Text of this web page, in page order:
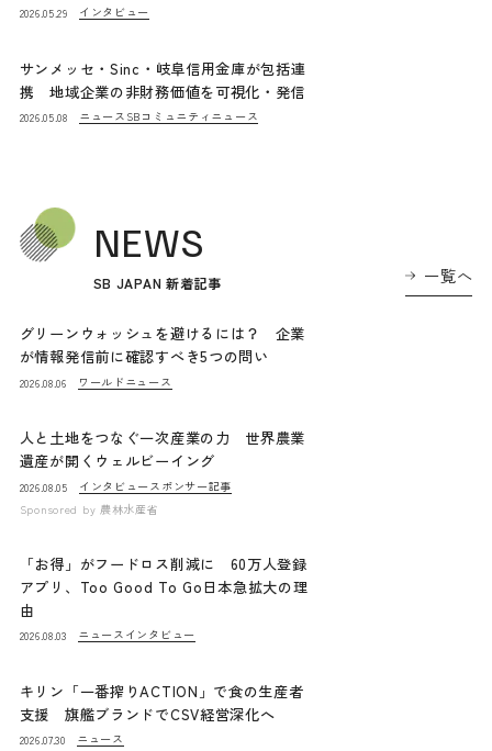
2026.05.29
インタビュー
サンメッセ・Sinc・岐阜信用金庫が包括連
携 地域企業の非財務価値を可視化・発信
2026.05.08 ニュース SBコミュニティニュース
NEWS
SB JAPAN 新着記事 一覧へ
グリーンウォッシュを避けるには？ 企業
が情報発信前に確認すべき5つの問い
2026.08.06 ワールドニュース
人と土地をつなぐ一次産業の力 世界農業
遺産が開くウェルビーイング
2026.08.05 インタビュー スポンサー記事
Sponsored by 農林水産省
「お得」がフードロス削減に 60万人登録
アプリ、Too Good To Go日本急拡大の理
由
2026.08.03 ニュース インタビュー
キリン「一番搾りACTION」で食の生産者
支援 旗艦ブランドでCSV経営深化へ
2026.07.30 ニュース